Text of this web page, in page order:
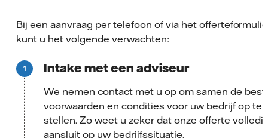
Bij een aanvraag per telefoon of via het
kunt u het volgende verwachten:
Intake met een adviseur
We nemen contact met u op om samen de
voorwaarden en condities voor uw bedrijf op te
stellen. Zo weet u zeker dat onze offerte
aansluit op uw bedrijfssituatie.